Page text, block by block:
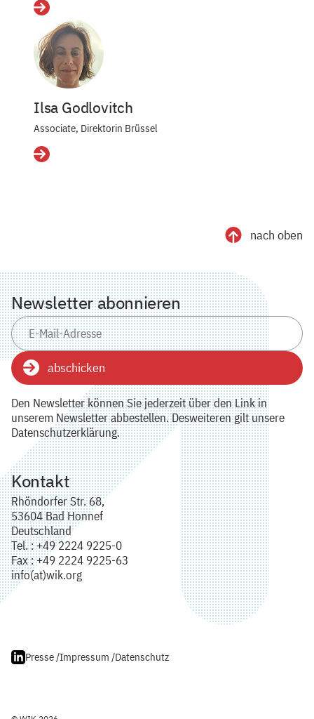
Details
Ilsa Godlovitch
Associate, Direktorin Brüssel
Details
nach oben
Newsletter abonnieren
abschicken
Den Newsletter können Sie jederzeit über den Link in
unserem Newsletter abbestellen. Desweiteren gilt unsere
Datenschutzerklärung.
Kontakt
Rhöndorfer Str. 68,
53604 Bad Honnef
Deutschland
Tel. : +49 2224 9225-0
Fax : +49 2224 9225-63
info(at)wik.org
Presse /Impressum /Datenschutz